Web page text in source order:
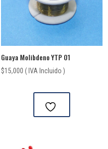
Guaya Molibdeno YTP 01
$15,000 ( IVA Incluido )